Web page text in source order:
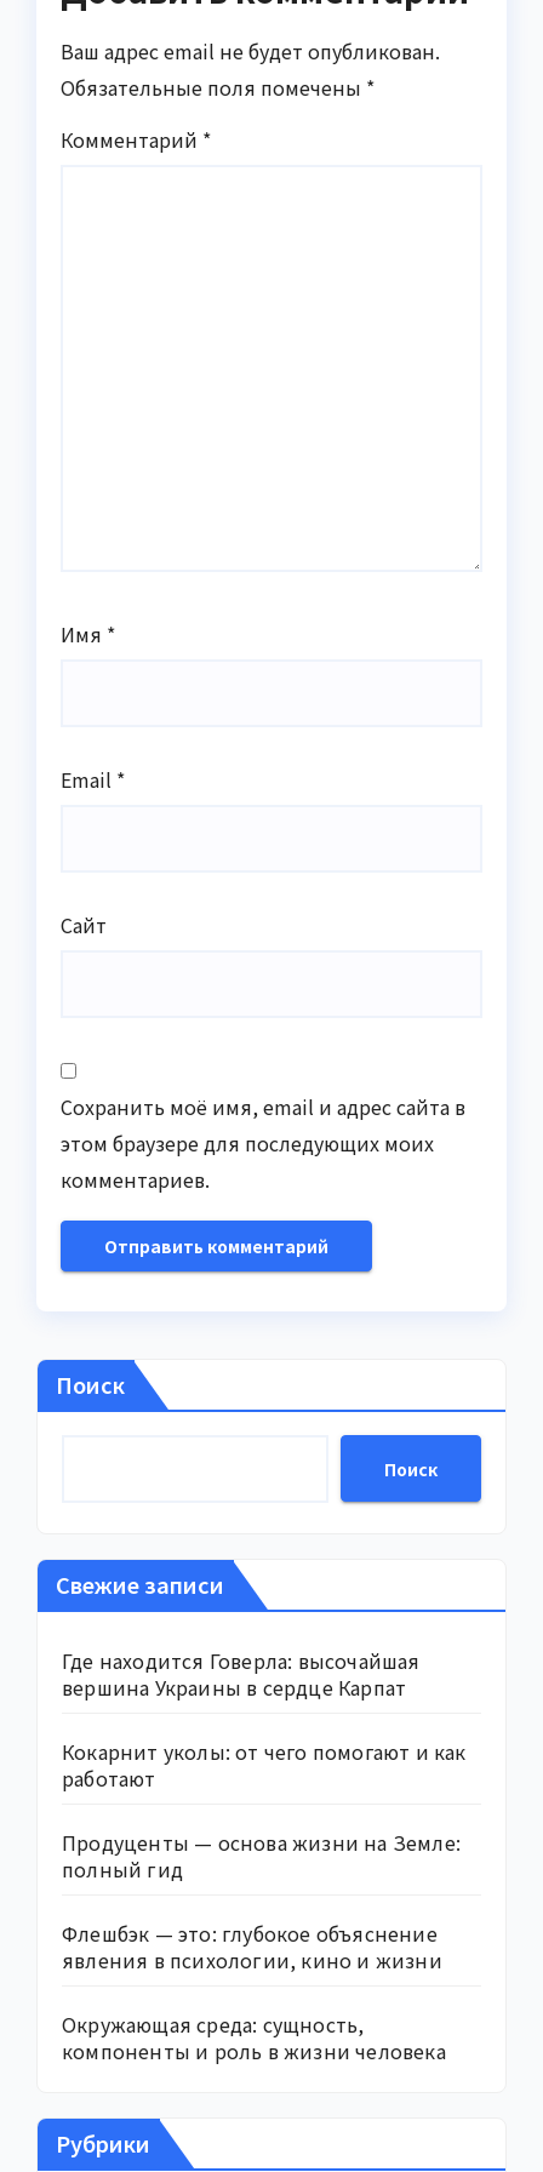
Ваш адрес email не будет опубликован.
Обязательные поля помечены *
Комментарий *
Имя *
Email *
Сайт
Сохранить моё имя, email и адрес сайта в
этом браузере для последующих моих
комментариев.
Поиск
Поиск
Свежие записи
Где находится Говерла: высочайшая
вершина Украины в сердце Карпат
Кокарнит уколы: от чего помогают и как
работают
Продуценты — основа жизни на Земле:
полный гид
Флешбэк — это: глубокое объяснение
явления в психологии, кино и жизни
Окружающая среда: сущность,
компоненты и роль в жизни человека
Рубрики